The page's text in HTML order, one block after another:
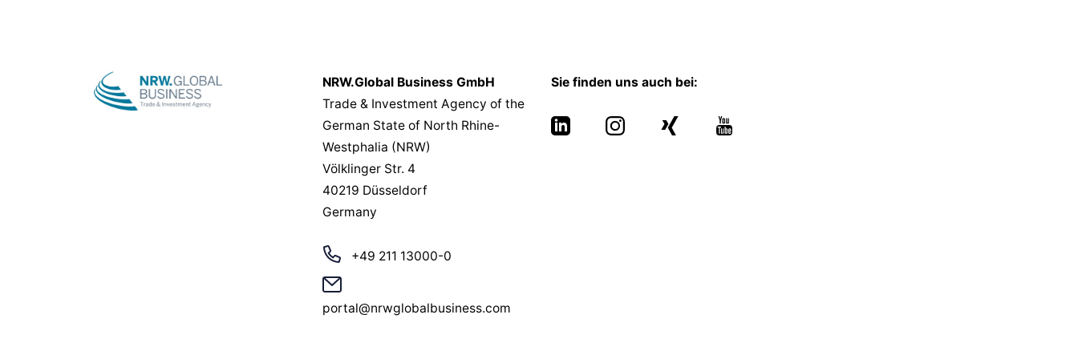
NRW.Global Business GmbH
Trade & Investment Agency of the
German State of North Rhine-
Westphalia (NRW)
Völklinger Str. 4
40219 Düsseldorf
Germany
+49 211 13000-0
portal@nrwglobalbusiness.com
Sie finden uns auch bei: